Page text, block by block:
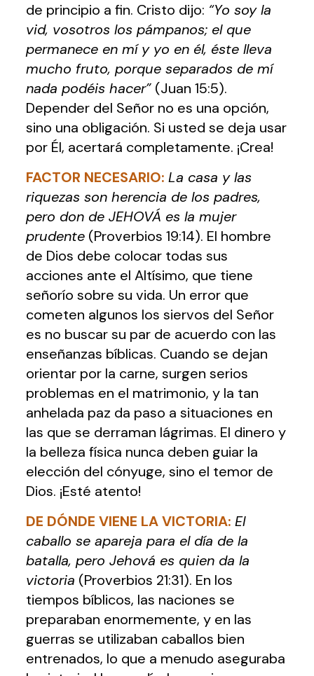
de principio a fin. Cristo dijo: “Yo soy la
vid, vosotros los pámpanos; el que
permanece en mí y yo en él, éste lleva
mucho fruto, porque separados de mí
nada podéis hacer”(Juan 15:5).
Depender del Señor no es una opción,
sino una obligación. Si usted se deja usar
por Él, acertará completamente. ¡Crea!
FACTOR NECESARIO: La casa y las
riquezas son herencia de los padres,
pero don de JEHOVÁ es la mujer
prudente(Proverbios 19:14). El hombre
de Dios debe colocar todas sus
acciones ante el Altísimo, que tiene
señorío sobre su vida. Un error que
cometen algunos los siervos del Señor
es no buscar su par de acuerdo con las
enseñanzas bíblicas. Cuando se dejan
orientar por la carne, surgen serios
problemas en el matrimonio, y la tan
anhelada paz da paso a situaciones en
las que se derraman lágrimas. El dinero y
la belleza física nunca deben guiar la
elección del cónyuge, sino el temor de
Dios. ¡Esté atento!
DE DÓNDE VIENE LA VICTORIA: El
caballo se apareja para el día de la
batalla, pero Jehová es quien da la
victoria (Proverbios 21:31). En los
tiempos bíblicos, las naciones se
preparaban enormemente, y en las
guerras se utilizaban caballos bien
entrenados, lo que a menudo aseguraba